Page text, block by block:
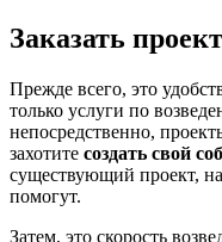
Заказать
Прежде всего, это
только услуги по
непосредственно,
захотите создать свой
существующий проект,
помогут.
Затем, это скорость